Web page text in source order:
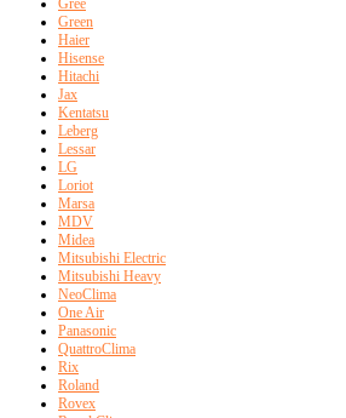
Gree
Green
Haier
Hisense
Hitachi
Jax
Kentatsu
Leberg
Lessar
LG
Loriot
Marsa
MDV
Midea
Mitsubishi Electric
Mitsubishi Heavy
NeoClima
One Air
Panasonic
QuattroClima
Rix
Roland
Rovex